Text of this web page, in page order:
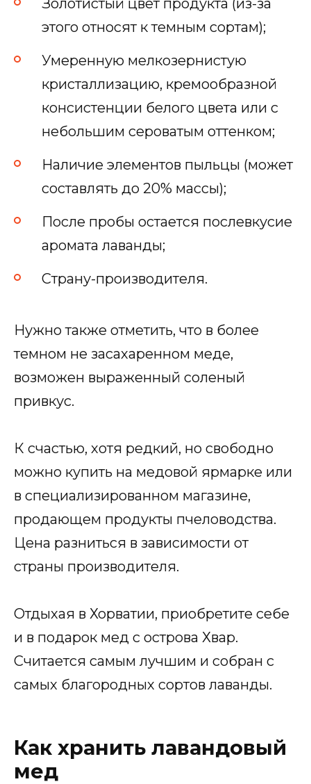
этого относят к темным сортам);
Умеренную мелкозернистую
кристаллизацию, кремообразной
консистенции белого цвета или с
небольшим сероватым оттенком;
Наличие элементов пыльцы (может
составлять до 20% массы);
После пробы остается послевкусие
аромата лаванды;
Страну-производителя.
Нужно также отметить, что в более
темном не засахаренном меде,
возможен выраженный соленый
привкус.
К счастью, хотя редкий, но свободно
можно купить на медовой ярмарке или
в специализированном магазине,
продающем продукты пчеловодства.
Цена разниться в зависимости от
страны производителя.
Отдыхая в Хорватии, приобретите себе
и в подарок мед с острова Хвар.
Считается самым лучшим и собран с
самых благородных сортов лаванды.
Как хранить лавандовый
мед